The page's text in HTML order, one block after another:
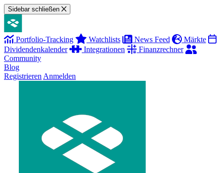
Sidebar schließen
Portfolio-Tracking Watchlists News Feed
Märkte
Dividendenkalender
Integrationen
Finanzrechner
Community
Blog
Registrieren Anmelden